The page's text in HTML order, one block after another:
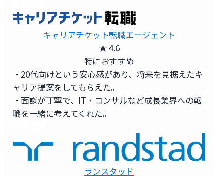
キャリアチケット転職エージェント
★ 4.6
特におすすめ
・20代向けという安心感があり、将来を見据えたキ
ャリア提案をしてもらえた。
・面談が丁寧で、IT・コンサルなど成長業界への転
職を一緒に考えてくれた。
ランスタッド